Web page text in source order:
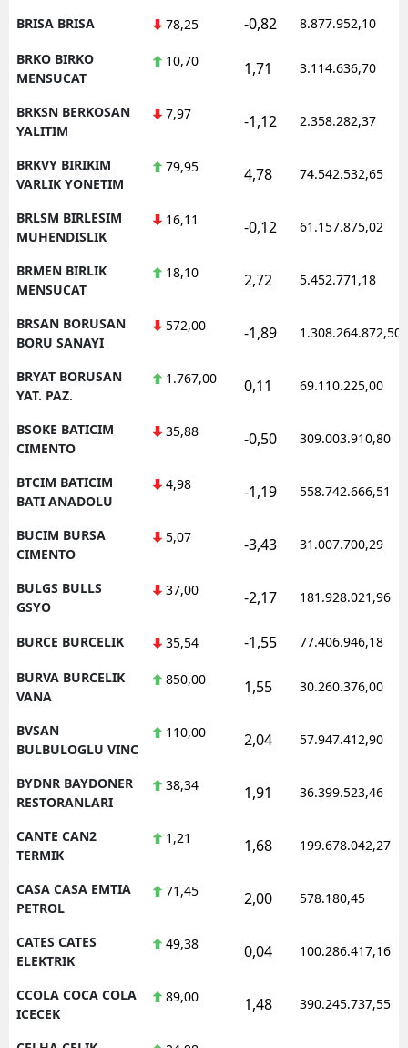
BRISA BRISA 78,25 -0,82 8.877.952,10
BRKO BIRKO
MENSUCAT
10,70 1,71 3.114.636,70
BRKSN BERKOSAN
YALITIM
7,97 -1,12 2.358.282,37
BRKVY BIRIKIM
VARLIK YONETIM
79,95 4,78 74.542.532,65
BRLSM BIRLESIM
MUHENDISLIK
16,11 -0,12 61.157.875,02
BRMEN BIRLIK
MENSUCAT
18,10 2,72 5.452.771,18
BRSAN BORUSAN
BORU SANAYI
572,00 -1,89 1.308.264.872,50
BRYAT BORUSAN
YAT. PAZ.
1.767,00 0,11 69.110.225,00
BSOKE BATICIM
CIMENTO
35,88 -0,50 309.003.910,80
BTCIM BATICIM
BATI ANADOLU
4,98 -1,19 558.742.666,51
BUCIM BURSA
CIMENTO
5,07 -3,43 31.007.700,29
BULGS BULLS
GSYO
37,00 -2,17 181.928.021,96
BURCE BURCELIK 35,54 -1,55 77.406.946,18
BURVA BURCELIK
VANA
850,00 1,55 30.260.376,00
BVSAN
BULBULOGLU VINC
110,00 2,04 57.947.412,90
BYDNR BAYDONER
RESTORANLARI
38,34 1,91 36.399.523,46
CANTE CAN2
TERMIK
1,21 1,68 199.678.042,27
CASA CASA EMTIA
PETROL
71,45 2,00 578.180,45
CATES CATES
ELEKTRIK
49,38 0,04 100.286.417,16
CCOLA COCA COLA
ICECEK
89,00 1,48 390.245.737,55